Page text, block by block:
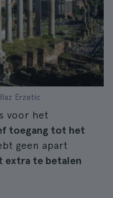
Erzetic
voor het
toegang tot het
geen apart
extra te betalen